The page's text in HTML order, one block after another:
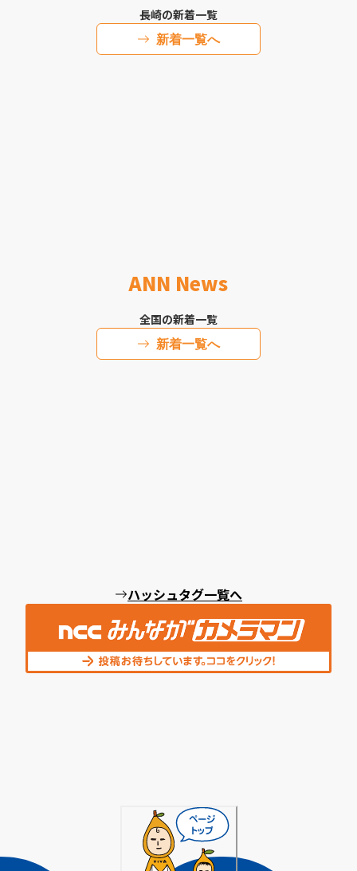
長崎の新着一覧
新着一覧へ
ANN News
全国の新着一覧
新着一覧へ
ハッシュタグ一覧へ